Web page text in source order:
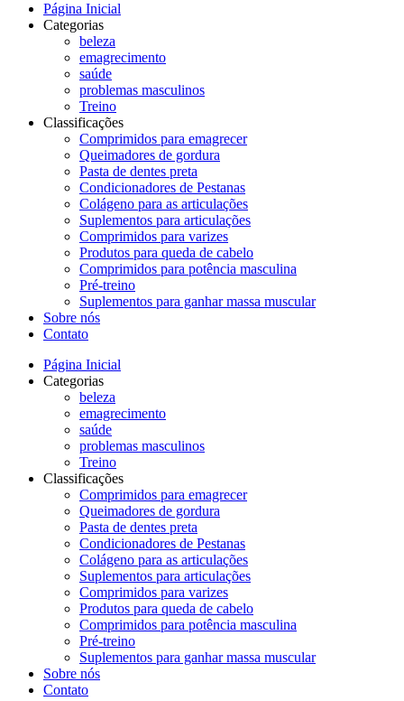
Página Inicial
Categorias
beleza
emagrecimento
saúde
problemas masculinos
Treino
Classificações
Comprimidos para emagrecer
Queimadores de gordura
Pasta de dentes preta
Condicionadores de Pestanas
Colágeno para as articulações
Suplementos para articulações
Comprimidos para varizes
Produtos para queda de cabelo
Comprimidos para potência masculina
Pré-treino
Suplementos para ganhar massa muscular
Sobre nós
Contato
Página Inicial
Categorias
beleza
emagrecimento
saúde
problemas masculinos
Treino
Classificações
Comprimidos para emagrecer
Queimadores de gordura
Pasta de dentes preta
Condicionadores de Pestanas
Colágeno para as articulações
Suplementos para articulações
Comprimidos para varizes
Produtos para queda de cabelo
Comprimidos para potência masculina
Pré-treino
Suplementos para ganhar massa muscular
Sobre nós
Contato